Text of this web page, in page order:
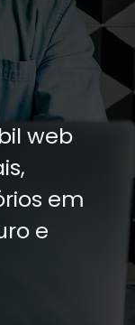
web
em
e